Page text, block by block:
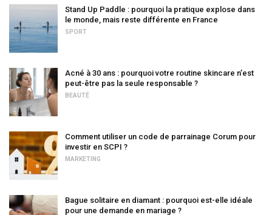
Stand Up Paddle : pourquoi la pratique explose dans
le monde, mais reste différente en France
SPORT
Acné à 30 ans : pourquoi votre routine skincare n’est
peut-être pas la seule responsable ?
BEAUTÉ
Comment utiliser un code de parrainage Corum pour
investir en SCPI ?
MARKETING
Bague solitaire en diamant : pourquoi est-elle idéale
pour une demande en mariage ?